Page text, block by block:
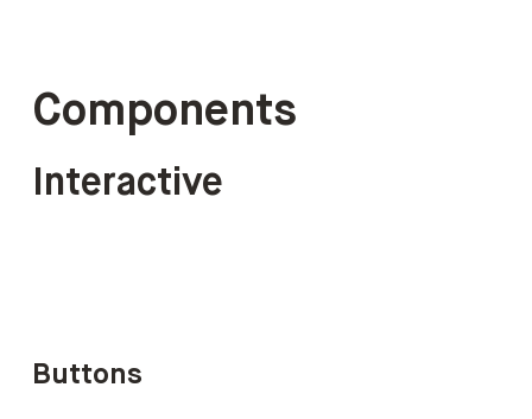
Components
Interactive
Buttons